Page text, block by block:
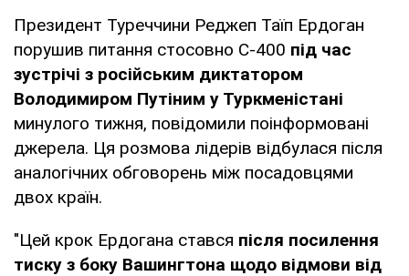
Президент Туреччини Реджеп Таїп Ердоган
порушив питання стосовно С-400 під час
зустрічі з російським диктатором
Володимиром Путіним у Туркменістані
минулого тижня, повідомили поінформовані
джерела. Ця розмова лідерів відбулася після
аналогічних обговорень між посадовцями
двох країн.
"Цей крок Ердогана стався після посилення
тиску з боку Вашингтона щодо відмови від